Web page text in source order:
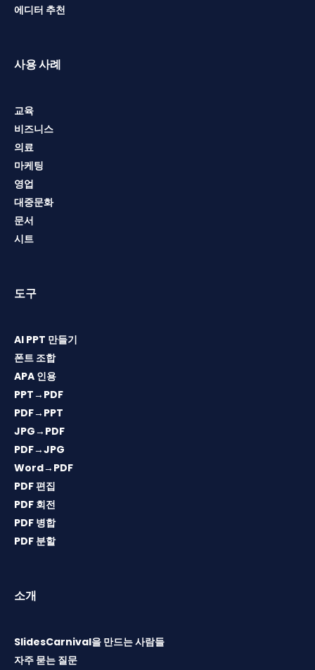
에디터 추천
사용 사례
교육
비즈니스
의료
마케팅
영업
대중문화
문서
시트
도구
AI PPT 만들기
폰트 조합
APA 인용
PPT→PDF
PDF→PPT
JPG→PDF
PDF→JPG
Word→PDF
PDF 편집
PDF 회전
PDF 병합
PDF 분할
소개
SlidesCarnival을 만드는 사람들
자주 묻는 질문